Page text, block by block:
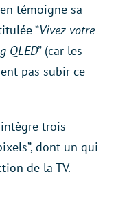
témoigne sa
“Vivez votre
QLED” (car les
pas subir ce
trois
dont un qui
de la TV.